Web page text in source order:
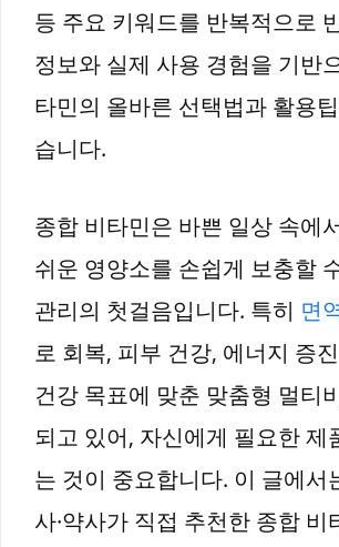
등 주요 키워드를 반복적으로
정보와 실제 사용 경험을 기반
타민의 올바른 선택법과 활용
습니다.
종합 비타민은 바쁜 일상 속에
쉬운 영양소를 손쉽게 보충할
관리의 첫걸음입니다. 특히 면
로 회복, 피부 건강, 에너지 증
건강 목표에 맞춘 맞춤형 멀티
되고 있어, 자신에게 필요한 제
는 것이 중요합니다. 이 글에서
사·약사가 직접 추천한 종합 비